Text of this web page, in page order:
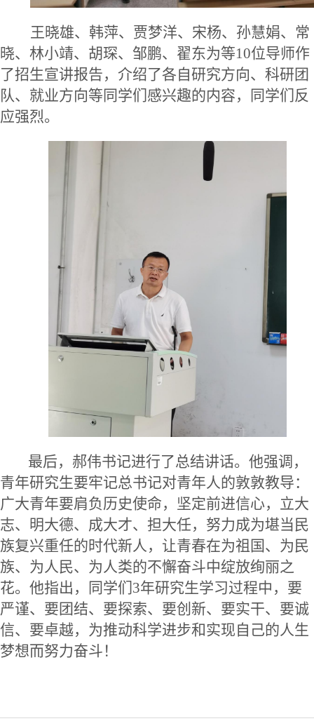
王晓雄、韩萍、贾梦洋、宋杨、孙慧娟、常
晓、林小靖、胡琛、邹鹏、翟东为等10位导师作
了招生宣讲报告， 介绍了各自研究方向、科研团
队、就业方向等 同学们 感兴趣的内容，同学们反
应强烈。
最后，郝伟书记进行了总结讲话。 他强调，
青年研究生要牢记总书记对青年人的敦敦教导：
广大青年要肩负历史使命，坚定前进信心，立大
志、明大德、成大才、担大任，努力成为堪当民
族复兴重任的时代新人，让青春在为祖国、为民
族、为人民、为人类的不懈奋斗中绽放绚丽之
花。他指出，同学们 3年研究生学习过程中，要
严谨、要团结、要探索、要创新、要实干、要诚
信、要卓越，为推动科学进步和实现自己的人生
梦想而努力奋斗！